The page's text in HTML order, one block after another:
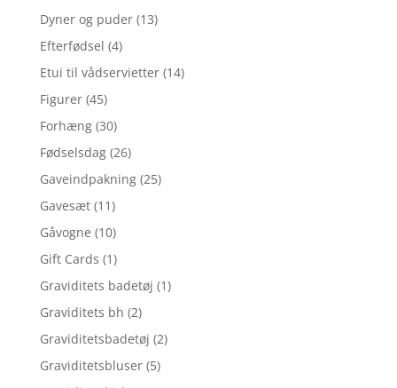
Dyner og puder (13)
Efterfødsel (4)
Etui til vådservietter (14)
Figurer (45)
Forhæng (30)
Fødselsdag (26)
Gaveindpakning (25)
Gavesæt (11)
Gåvogne (10)
Gift Cards (1)
Graviditets badetøj (1)
Graviditets bh (2)
Graviditetsbadetøj (2)
Graviditetsbluser (5)